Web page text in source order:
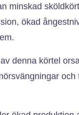
minskad
ökad
denna körtel
och